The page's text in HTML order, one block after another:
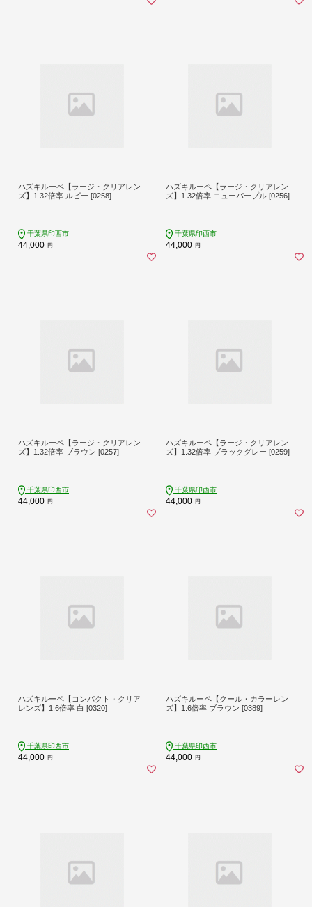
ハズキルーペ【ラージ・クリアレン
ズ】1.32倍率 ルビー [0258]
千葉県印西市
44,000 円
ハズキルーペ【ラージ・クリアレン
ズ】1.32倍率 ニューパープル [0256]
千葉県印西市
44,000 円
ハズキルーペ【ラージ・クリアレン
ズ】1.32倍率 ブラウン [0257]
千葉県印西市
44,000 円
ハズキルーペ【ラージ・クリアレン
ズ】1.32倍率 ブラックグレー [0259]
千葉県印西市
44,000 円
ハズキルーペ【コンパクト・クリア
レンズ】1.6倍率 白 [0320]
千葉県印西市
44,000 円
ハズキルーペ【クール・カラーレン
ズ】1.6倍率 ブラウン [0389]
千葉県印西市
44,000 円